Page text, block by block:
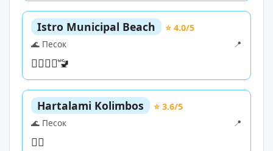
Istro Municipal Beach
⭐ 4.0/5
🌊 Песок
📍
🏊‍♀️🏄‍♀️🚾
Hartalami Kolimbos
⭐ 3.6/5
🌊 Песок
📍
🏊‍♀️